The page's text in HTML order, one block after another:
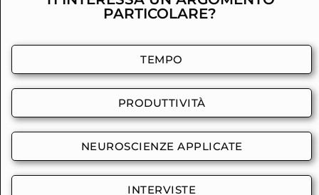
PARTICOLARE?
TEMPO
PRODUTTIVITÀ
NEUROSCIENZE APPLICATE
INTERVISTE